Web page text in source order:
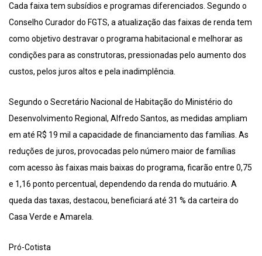
Cada faixa tem subsídios e programas diferenciados. Segundo o
Conselho Curador do FGTS, a atualização das faixas de renda tem
como objetivo destravar o programa habitacional e melhorar as
condições para as construtoras, pressionadas pelo aumento dos
custos, pelos juros altos e pela inadimplência.
Segundo o Secretário Nacional de Habitação do Ministério do
Desenvolvimento Regional, Alfredo Santos, as medidas ampliam
em até R$ 19 mil a capacidade de financiamento das famílias. As
reduções de juros, provocadas pelo número maior de famílias
com acesso às faixas mais baixas do programa, ficarão entre 0,75
e 1,16 ponto percentual, dependendo da renda do mutuário. A
queda das taxas, destacou, beneficiará até 31 % da carteira do
Casa Verde e Amarela.
Pró-Cotista